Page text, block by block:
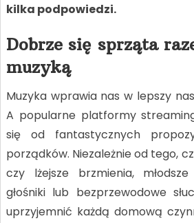
kilka podpowiedzi.
Dobrze się sprząta
muzyką
Muzyka wprawia nas w lepszy
A popularne platformy
się od fantastycznych
porządków. Niezależnie od tego,
czy lżejsze brzmienia,
głośniki lub bezprzewodowe
uprzyjemnić każdą domową